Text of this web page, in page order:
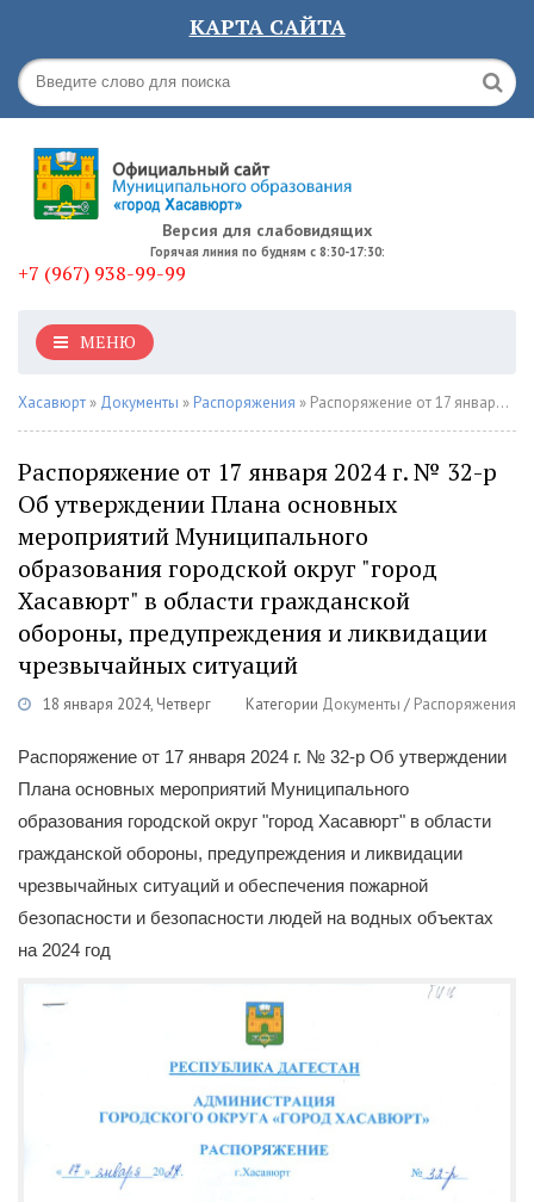
КАРТА САЙТА
Версия для слабовидящих
Горячая линия по будням с 8:30-17:30:
+7 (967) 938-99-99
МЕНЮ
Хасавюрт » Документы » Распоряжения » Распоряжение от 17 января 2024 г. № 32-р Об утверждении Плана основных мероприятий Муниципального образования городской округ "город Хасавюрт" в области гражданской обороны, предупреждения и ликвидации чрезвычайных ситуаций
Распоряжение от 17 января 2024 г. № 32-р
Об утверждении Плана основных
мероприятий Муниципального
образования городской округ "город
Хасавюрт" в области гражданской
обороны, предупреждения и ликвидации
чрезвычайных ситуаций
18 января 2024, Четверг Категории Документы / Распоряжения
Распоряжение от 17 января 2024 г. № 32-р Об утверждении
Плана основных мероприятий Муниципального
образования городской округ "город Хасавюрт" в области
гражданской обороны, предупреждения и ликвидации
чрезвычайных ситуаций и обеспечения пожарной
безопасности и безопасности людей на водных объектах
на 2024 год